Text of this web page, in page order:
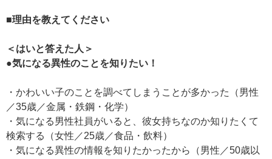
■理由を教えてください
＜はいと答えた人＞
●気になる異性のことを知りたい！
・かわいい子のことを調べてしまうことが多かった（男性
／35歳／金属・鉄鋼・化学）
・気になる男性社員がいると、彼女持ちなのか知りたくて
検索する（女性／25歳／食品・飲料）
・気になる異性の情報を知りたかったから（男性／50歳以